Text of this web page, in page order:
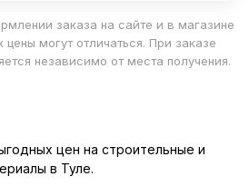
заказа на сайте и в магазине
цены могут отличаться. При заказе
независимо от места получения.
цен на строительные и
в Туле.